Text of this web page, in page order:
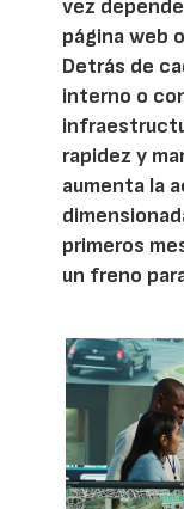
vez
página web
Detrás de
interno o
rapidez y
aumenta la
primeros
un freno